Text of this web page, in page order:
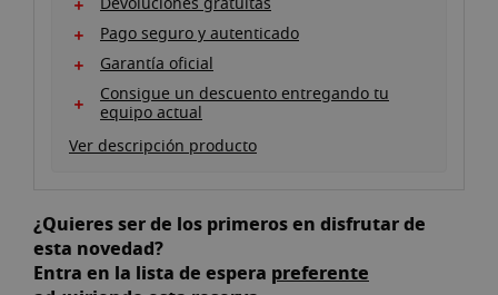
Pago seguro y autenticado
Garantía oficial
Consigue un descuento entregando tu
equipo actual
Ver descripción producto
¿Quieres ser de los primeros en disfrutar de
esta novedad?
Entra en la lista de espera preferente